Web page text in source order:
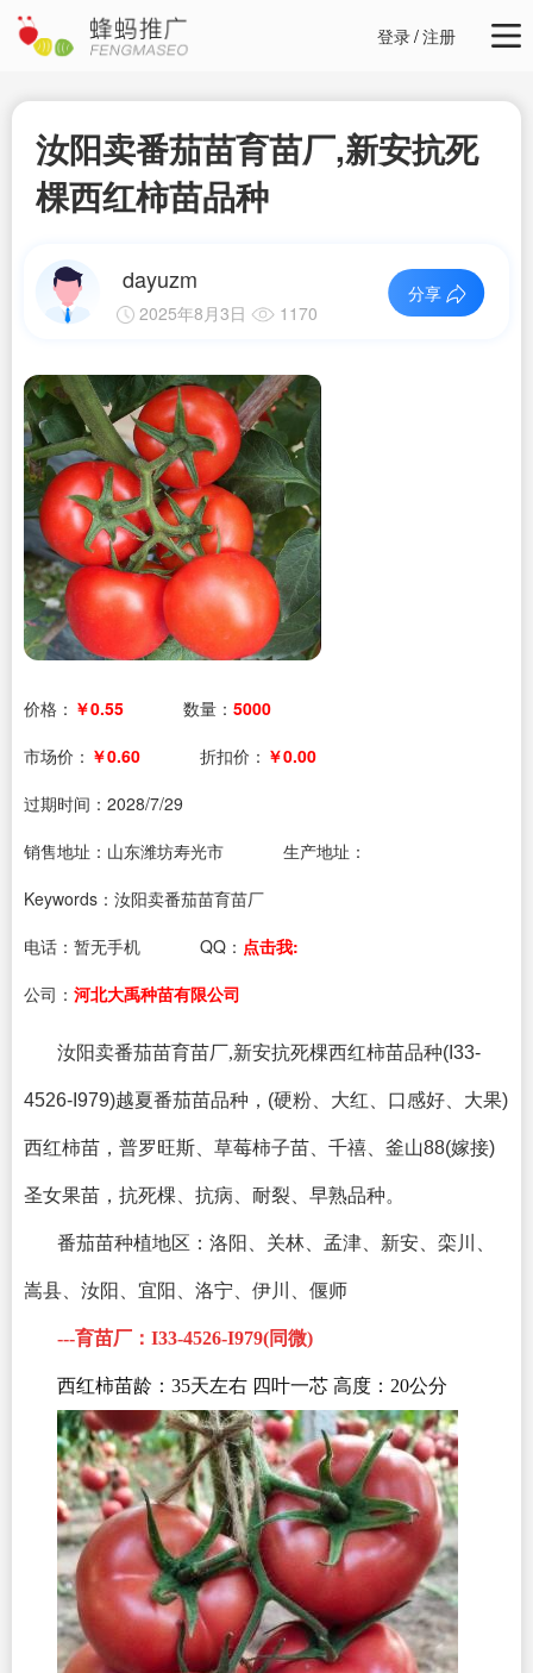
登录/注册
汝阳卖番茄苗育苗厂,新安抗死
棵西红柿苗品种
dayuzm
2025年8月3日 1170
分享
价格： ￥0.55 数量： 5000
市场价： ￥0.60 折扣价： ￥0.00
过期时间： 2028/7/29
销售地址：山东潍坊寿光市
生产地址：
Keywords：汝阳卖番茄苗育苗厂
电话： 暂无手机 QQ： 点击我:
公司： 河北大禹种苗有限公司
汝阳卖番茄苗育苗厂,新安抗死棵西红柿苗品种(I33-
4526-I979)越夏番茄苗品种，(硬粉、大红、口感好、大果)
西红柿苗，普罗旺斯、草莓柿子苗、千禧、釜山88(嫁接)
圣女果苗，抗死棵、抗病、耐裂、早熟品种。
番茄苗种植地区： 洛阳、关林、孟津、新安、栾川、
嵩县、汝阳、宜阳、洛宁、伊川、偃师
---育苗厂：I33-4526-I979(同微)
西红柿苗龄：35天左右 四叶一芯 高度：20公分